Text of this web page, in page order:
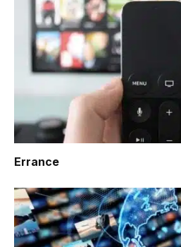
Errance